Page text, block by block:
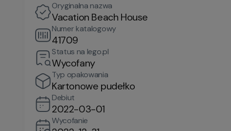
Oryginalna nazwa
Vacation Beach House
Numer katalogowy
41709
Status na lego.pl
Wycofany
Typ opakowania
Kartonowe pudełko
Debiut
2022-03-01
Wycofanie